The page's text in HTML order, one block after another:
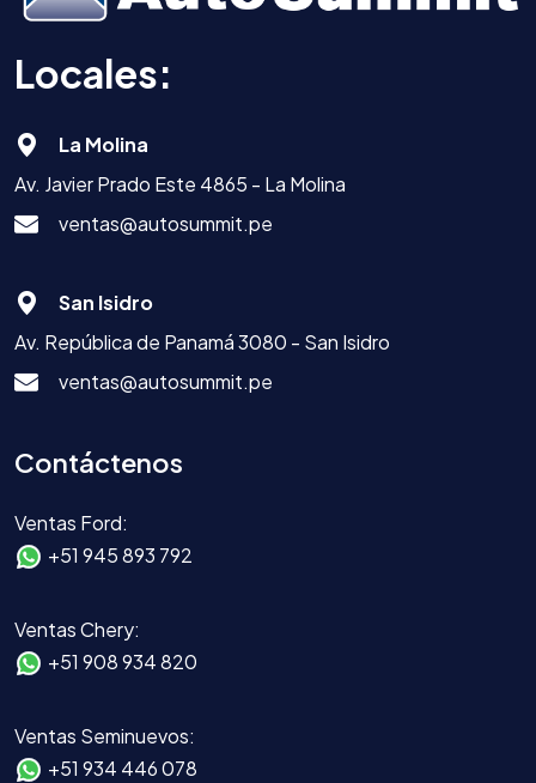
Locales:
La Molina
Av. Javier Prado Este 4865 - La Molina
ventas@autosummit.pe
San Isidro
Av. República de Panamá 3080 - San Isidro
ventas@autosummit.pe
Contáctenos
Ventas Ford:
+51 945 893 792
Ventas Chery:
+51 908 934 820
Ventas Seminuevos:
+51 934 446 078